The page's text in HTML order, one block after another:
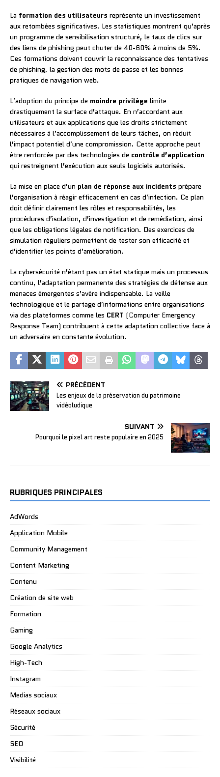
La formation des utilisateurs représente un investissement
aux retombées significatives. Les statistiques montrent qu’après
un programme de sensibilisation structuré, le taux de clics sur
des liens de phishing peut chuter de 40-60% à moins de 5%.
Ces formations doivent couvrir la reconnaissance des tentatives
de phishing, la gestion des mots de passe et les bonnes
pratiques de navigation web.
L’adoption du principe de moindre privilège limite
drastiquement la surface d’attaque. En n’accordant aux
utilisateurs et aux applications que les droits strictement
nécessaires à l’accomplissement de leurs tâches, on réduit
l’impact potentiel d’une compromission. Cette approche peut
être renforcée par des technologies de contrôle d’application
qui restreignent l’exécution aux seuls logiciels autorisés.
La mise en place d’un plan de réponse aux incidents prépare
l’organisation à réagir efficacement en cas d’infection. Ce plan
doit définir clairement les rôles et responsabilités, les
procédures d’isolation, d’investigation et de remédiation, ainsi
que les obligations légales de notification. Des exercices de
simulation réguliers permettent de tester son efficacité et
d’identifier les points d’amélioration.
La cybersécurité n’étant pas un état statique mais un processus
continu, l’adaptation permanente des stratégies de défense aux
menaces émergentes s’avère indispensable. La veille
technologique et le partage d’informations entre organisations
via des plateformes comme les CERT (Computer Emergency
Response Team) contribuent à cette adaptation collective face à
un adversaire en constante évolution.
PRÉCÉDENT
Les enjeux de la préservation du patrimoine
vidéoludique
SUIVANT
Pourquoi le pixel art reste populaire en 2025
RUBRIQUES PRINCIPALES
AdWords
Application Mobile
Community Management
Content Marketing
Contenu
Création de site web
Formation
Gaming
Google Analytics
High-Tech
Instagram
Medias sociaux
Réseaux sociaux
Sécurité
SEO
Visibilité